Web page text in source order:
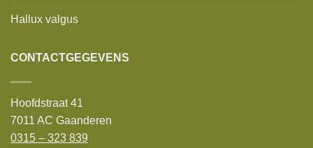
Hallux valgus
CONTACTGEGEVENS
Hoofdstraat 41
7011 AC Gaanderen
0315 – 323 839